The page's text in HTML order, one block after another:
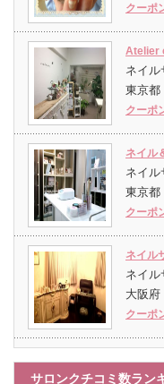
クーポ
Atelier
ネイル
東京都
クーポ
ネイル
ネイル
東京都
クーポ
ネイル
ネイル
大阪府
クーポ
サロンクチコミ数ラン